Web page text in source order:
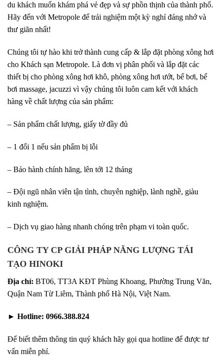
du khách muốn khám phá vẻ đẹp và sự phồn thịnh của thành phố.
Hãy đến với Metropole để trải nghiệm một kỳ nghỉ đáng nhớ và
thư giãn nhất!
Chúng tôi tự hào khi trở thành cung cấp & lắp đặt phòng xông hơi
cho Khách sạn Metropole. Là đơn vị phân phối và lắp đặt các
thiết bị cho phòng xông hơi khô, phòng xông hơi ướt, bể bơi, bể
bơi massage, jacuzzi vì vậy chúng tôi luôn cam kết với khách
hàng về chất lượng của sản phẩm:
– Sản phẩm chất lượng, giấy tờ đầy đủ
– 1 đổi 1 nếu sản phẩm bị lỗi
– Bảo hành chính hãng, lên tới 12 tháng
– Đội ngũ nhân viên tận tình, chuyên nghiệp, lành nghề, giàu
kinh nghiệm.
– Dịch vụ giao hàng nhanh chóng trên phạm vi toàn quốc.
CÔNG TY CP GIẢI PHÁP NĂNG LƯỢNG TÁI
TẠO HINOKI
Địa chỉ: BT06, TT3A KĐT Phùng Khoang, Phường Trung Văn,
Quận Nam Từ Liêm, Thành phố Hà Nội, Việt Nam.
► Hotline: 0966.388.824
Để biết thêm thông tin quý khách hãy gọi qua hotline để được tư
vấn miễn phí.